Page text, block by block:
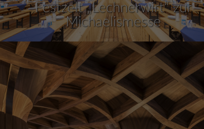
Festzelt „Lechnerwirt“ zur
Michaelismesse